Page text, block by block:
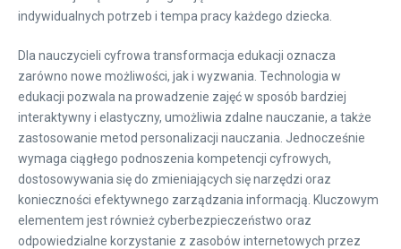
indywidualnych potrzeb i tempa pracy każdego dziecka.
Dla nauczycieli cyfrowa transformacja edukacji oznacza
zarówno nowe możliwości, jak i wyzwania. Technologia w
edukacji pozwala na prowadzenie zajęć w sposób bardziej
interaktywny i elastyczny, umożliwia zdalne nauczanie, a także
zastosowanie metod personalizacji nauczania. Jednocześnie
wymaga ciągłego podnoszenia kompetencji cyfrowych,
dostosowywania się do zmieniających się narzędzi oraz
konieczności efektywnego zarządzania informacją. Kluczowym
elementem jest również cyberbezpieczeństwo oraz
odpowiedzialne korzystanie z zasobów internetowych przez